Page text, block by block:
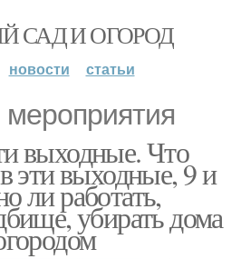
САД И ОГОРОД
новости статьи
выходные. Что
эти выходные, 9 и
ли работать,
убирать дома